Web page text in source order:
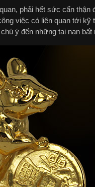
phải hết sức cẩn
việc có liên quan tới
ý đến những tai nạn bất